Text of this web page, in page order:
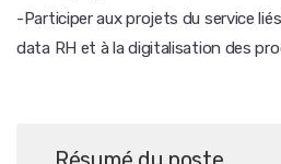
-Participer aux projets du service
data RH et à la digitalisation des